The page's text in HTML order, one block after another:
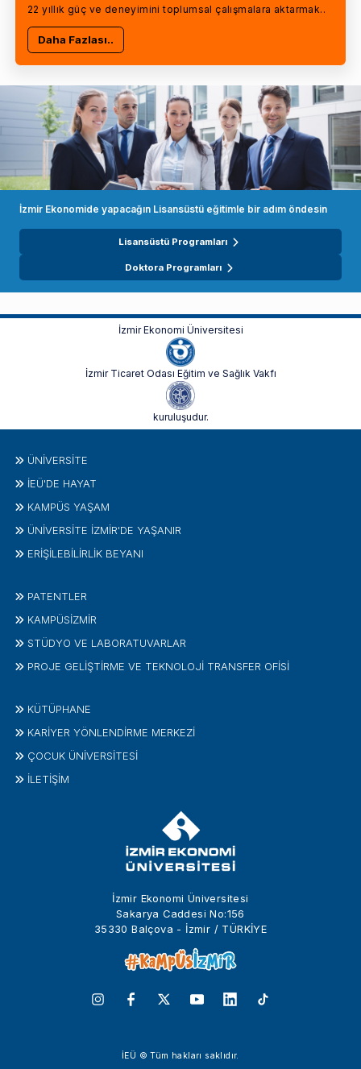
22 yıllık güç ve deneyimini toplumsal çalışmalara aktarmak..
Daha Fazlası..
İzmir Ekonomide yapacağın Lisansüstü eğitimle bir adım öndesin
Lisansüstü Programları
Doktora Programları
İzmir Ekonomi Üniversitesi
İzmir Ticaret Odası Eğitim ve Sağlık Vakfı
kuruluşudur.
İzmir Ekonomi Üniversitesi
Sakarya Caddesi No:156
35330 Balçova - İzmir / TÜRKİYE
ÜNIVERSITE
İEÜ'DE HAYAT
KAMPÜS YAŞAM
ÜNİVERSİTE İZMİR'DE YAŞANIR
ERİŞİLEBİLİRLİK BEYANI
PATENTLER
KAMPÜSİZMIR
STÜDYO VE LABORATUVARLAR
PROJE GELIŞTIRME VE TEKNOLOJI TRANSFER OFISI
KÜTÜPHANE
KARİYER YÖNLENDİRME MERKEZİ
ÇOCUK ÜNIVERSITESI
İLETIŞIM
İEÜ © Tüm hakları saklıdır.